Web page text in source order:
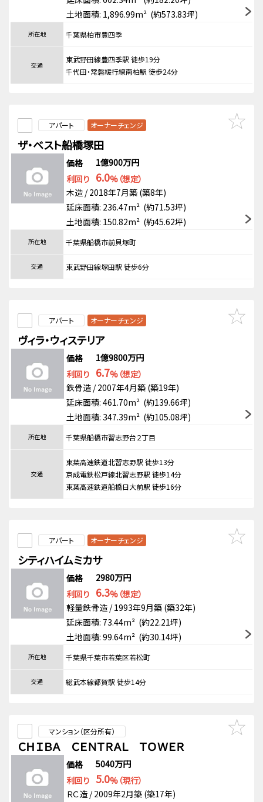
土地面積: 1,896.99m² (約573.83坪)
所在地 千葉県柏市豊四季
交通
東武野田線豊四季駅 徒歩19分
千代田・常磐緩行線南柏駅 徒歩24分
アパート オーナーチェンジ
ザ・ベスト船橋塚田
価格
1億900万円
利回り 6.0%（想定）
木造 / 2018年7月築 (築8年)
延床面積: 236.47m² (約71.53坪)
土地面積: 150.82m² (約45.62坪)
所在地 千葉県船橋市前貝塚町
交通 東武野田線塚田駅 徒歩6分
アパート オーナーチェンジ
ヴィラ・ウィステリア
価格
1億9800万円
利回り 6.7%（想定）
鉄骨造 / 2007年4月築 (築19年)
延床面積: 461.70m² (約139.66坪)
土地面積: 347.39m² (約105.08坪)
所在地 千葉県船橋市習志野台２丁目
交通
東葉高速鉄道北習志野駅 徒歩13分
京成電鉄松戸線北習志野駅 徒歩14分
東葉高速鉄道船橋日大前駅 徒歩16分
アパート オーナーチェンジ
シティハイムミカサ
価格
2980万円
利回り 6.3%（想定）
軽量鉄骨造 / 1993年9月築 (築32年)
延床面積: 73.44m² (約22.21坪)
土地面積: 99.64m² (約30.14坪)
所在地 千葉県千葉市若葉区若松町
交通 総武本線都賀駅 徒歩14分
マンション（区分所有）
ＣＨＩＢＡ ＣＥＮＴＲＡＬ ＴＯＷＥＲ
価格
5040万円
利回り 5.0%（現行）
ＲＣ造 / 2009年2月築 (築17年)